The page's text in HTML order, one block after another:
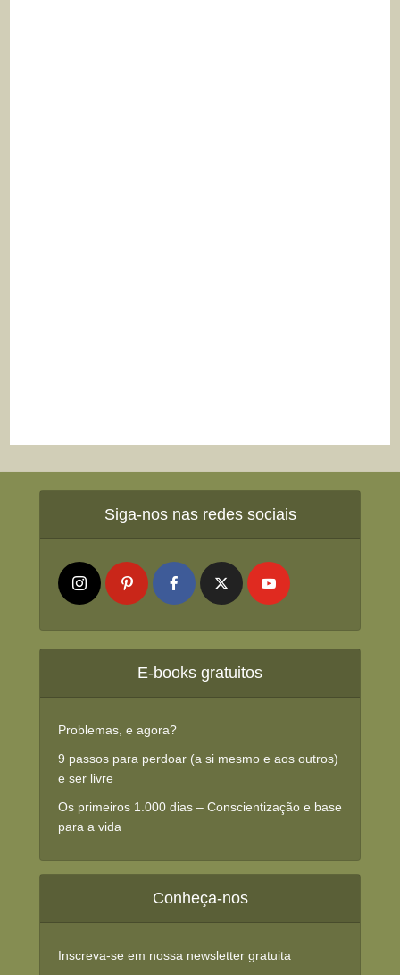
Siga-nos nas redes sociais
E-books gratuitos
Problemas, e agora?
9 passos para perdoar (a si mesmo e aos outros)
e ser livre
Os primeiros 1.000 dias – Conscientização e base
para a vida
Conheça-nos
Inscreva-se em nossa newsletter gratuita